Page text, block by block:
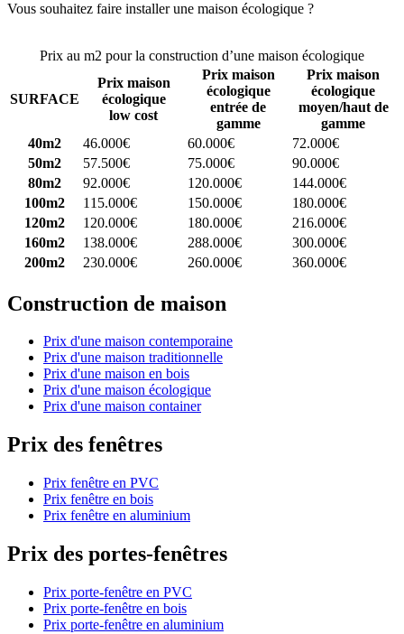
Vous souhaitez faire installer une maison écologique ?
Prix au m2 pour la construction d’une maison écologique
SURFACE
Prix maison
écologique
low cost
Prix maison
écologique
entrée de
gamme
Prix maison
écologique
moyen/haut de
gamme
40m2
46.000€ 60.000€
72.000€
50m2
57.500€ 75.000€
90.000€
80m2
92.000€ 120.000€
144.000€
100m2
115.000€ 150.000€
180.000€
120m2
120.000€ 180.000€
216.000€
160m2
138.000€ 288.000€
300.000€
200m2
230.000€ 260.000€ 360.000€
Construction de maison
Prix d'une maison contemporaine
Prix d'une maison traditionnelle
Prix d'une maison en bois
Prix d'une maison écologique
Prix d'une maison container
Prix des fenêtres
Prix fenêtre en PVC
Prix fenêtre en bois
Prix fenêtre en aluminium
Prix des portes-fenêtres
Prix porte-fenêtre en PVC
Prix porte-fenêtre en bois
Prix porte-fenêtre en aluminium